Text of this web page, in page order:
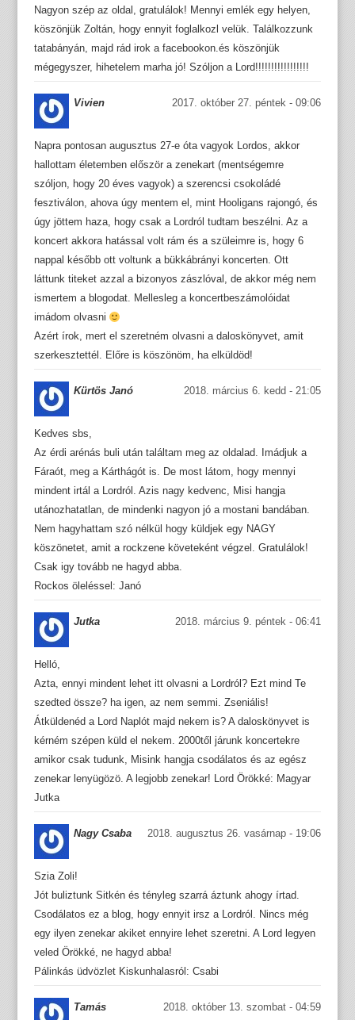
Nagyon szép az oldal, gratulálok! Mennyi emlék egy helyen,
köszönjük Zoltán, hogy ennyit foglalkozl velük. Találkozzunk
tatabányán, majd rád irok a facebookon.és köszönjük
mégegyszer, hihetelem marha jó! Szóljon a Lord!!!!!!!!!!!!!!!!!
Vivien 2017. október 27. péntek - 09:06
Napra pontosan augusztus 27-e óta vagyok Lordos, akkor
hallottam életemben először a zenekart (mentségemre
szóljon, hogy 20 éves vagyok) a szerencsi csokoládé
fesztiválon, ahova úgy mentem el, mint Hooligans rajongó, és
úgy jöttem haza, hogy csak a Lordról tudtam beszélni. Az a
koncert akkora hatással volt rám és a szüleimre is, hogy 6
nappal később ott voltunk a bükkábrányi koncerten. Ott
láttunk titeket azzal a bizonyos zászlóval, de akkor még nem
ismertem a blogodat. Mellesleg a koncertbeszámolóidat
imádom olvasni
Azért írok, mert el szeretném olvasni a daloskönyvet, amit
szerkesztettél. Előre is köszönöm, ha elküldöd!
Kürtös Janó 2018. március 6. kedd - 21:05
Kedves sbs,
Az érdi arénás buli után találtam meg az oldalad. Imádjuk a
Fáraót, meg a Kárthágót is. De most látom, hogy mennyi
mindent irtál a Lordról. Azis nagy kedvenc, Misi hangja
utánozhatatlan, de mindenki nagyon jó a mostani bandában.
Nem hagyhattam szó nélkül hogy küldjek egy NAGY
köszönetet, amit a rockzene követeként végzel. Gratulálok!
Csak igy tovább ne hagyd abba.
Rockos öleléssel: Janó
Jutka 2018. március 9. péntek - 06:41
Helló,
Azta, ennyi mindent lehet itt olvasni a Lordról? Ezt mind Te
szedted össze? ha igen, az nem semmi. Zseniális!
Átküldenéd a Lord Naplót majd nekem is? A daloskönyvet is
kérném szépen küld el nekem. 2000től járunk koncertekre
amikor csak tudunk, Misink hangja csodálatos és az egész
zenekar lenyügözö. A legjobb zenekar! Lord Örökké: Magyar
Jutka
Nagy Csaba 2018. augusztus 26. vasárnap - 19:06
Szia Zoli!
Jót buliztunk Sitkén és tényleg szarrá áztunk ahogy írtad.
Csodálatos ez a blog, hogy ennyit irsz a Lordról. Nincs még
egy ilyen zenekar akiket ennyire lehet szeretni. A Lord legyen
veled Örökké, ne hagyd abba!
Pálinkás üdvözlet Kiskunhalasról: Csabi
Tamás 2018. október 13. szombat - 04:59